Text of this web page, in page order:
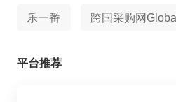
乐一番 跨国采购网
平台推荐